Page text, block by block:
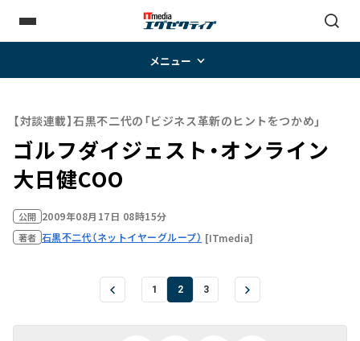
メニュー
【対談連載】石黒不二代の「ビジネス革新のヒントをつかめ」
ゴルフダイジェスト・オンライン
大日健COO
公開 2009年08月17日 08時15分
著者 石黒不二代（ネットイヤーグループ） [ITmedia]
1 2 3